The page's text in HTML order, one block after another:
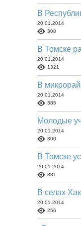
В
20.01.2014
308
В Томске
20.01.2014
1321
В
20.01.2014
385
Молодые
20.01.2014
300
В Томске
20.01.2014
381
В селах
20.01.2014
256